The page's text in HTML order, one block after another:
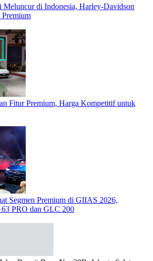
di Indonesia, Harley-Davidson
Fitur Premium, Harga Kompetitif untuk
Segmen Premium di GIIAS 2026,
PRO dan GLC 200